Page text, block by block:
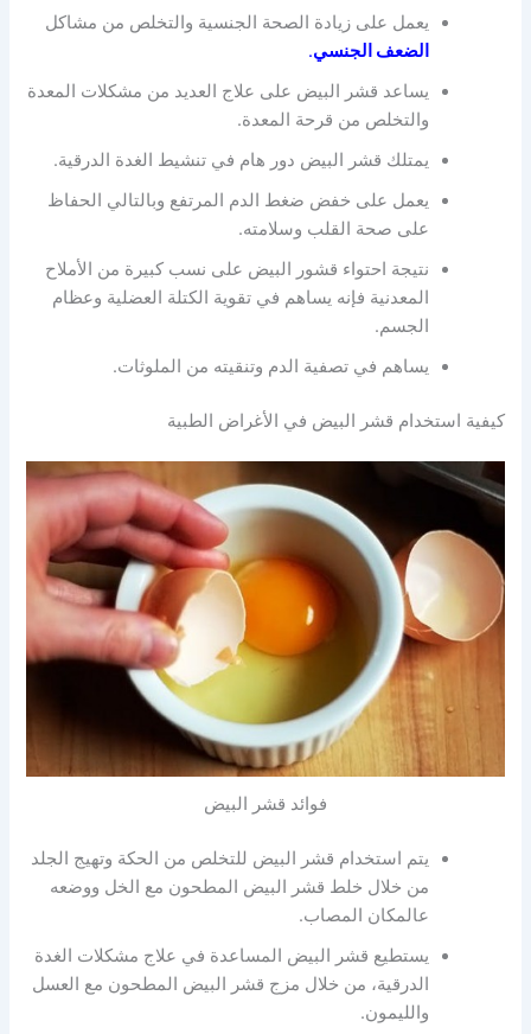
يعمل على زيادة الصحة الجنسية والتخلص من مشاكل
الضعف الجنسي.
يساعد قشر البيض على علاج العديد من مشكلات المعدة
والتخلص من قرحة المعدة.
يمتلك قشر البيض دور هام في تنشيط الغدة الدرقية.
يعمل على خفض ضغط الدم المرتفع وبالتالي الحفاظ
على صحة القلب وسلامته.
نتيجة احتواء قشور البيض على نسب كبيرة من الأملاح
المعدنية فإنه يساهم في تقوية الكتلة العضلية وعظام
الجسم.
يساهم في تصفية الدم وتنقيته من الملوثات.
كيفية استخدام قشر البيض في الأغراض الطبية
فوائد قشر البيض
يتم استخدام قشر البيض للتخلص من الحكة وتهيج الجلد
من خلال خلط قشر البيض المطحون مع الخل ووضعه
عالمكان المصاب.
يستطيع قشر البيض المساعدة في علاج مشكلات الغدة
الدرقية، من خلال مزج قشر البيض المطحون مع العسل
والليمون.